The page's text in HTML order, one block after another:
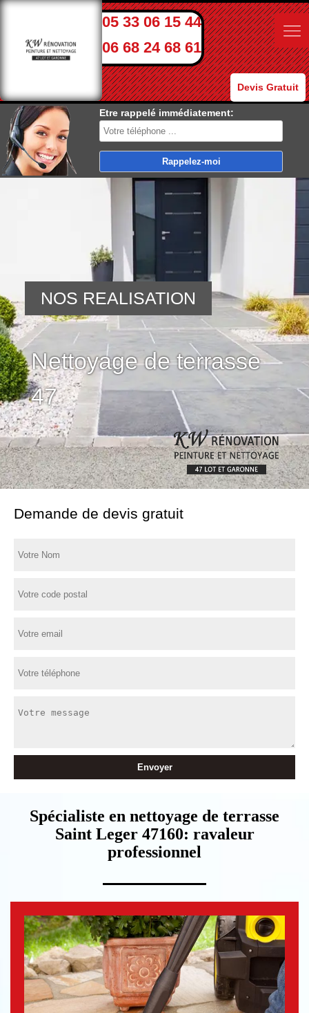
05 33 06 15 44
06 68 24 68 61
Devis Gratuit
Etre rappelé immédiatement:
Nettoyage de terrasse
47
NOS REALISATION
Demande de devis gratuit
Spécialiste en nettoyage de terrasse
Saint Leger 47160: ravaleur
professionnel